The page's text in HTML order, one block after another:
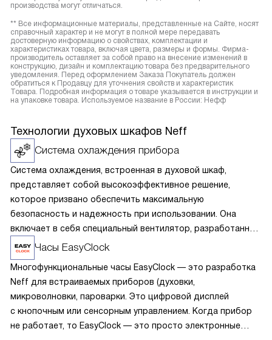
производства могут отличаться.
** Все информационные материалы, представленные на Сайте, носят
справочный характер и не могут в полной мере передавать
достоверную информацию о свойствах, комплектации и
характеристиках товара, включая цвета, размеры и формы. Фирма-
производитель оставляет за собой право на внесение изменений в
конструкцию, дизайн и комплектацию товара без предварительного
уведомления. Перед оформлением Заказа Покупатель должен
обратиться к Продавцу для уточнения свойств и характеристик
Товара. Подробная информация о товаре указывается в инструкции и
на упаковке товара. Используемое название в России: Нефф
Технологии духовых шкафов Neff
Система охлаждения прибора
Система охлаждения, встроенная в духовой шкаф,
представляет собой высокоэффективное решение,
которое призвано обеспечить максимальную
безопасность и надежность при использовании. Она
включает в себя специальный вентилятор, разработанный
для эффективного удаления горячего воздуха из камеры
духовки. Этот процесс осуществляется через передние
решетки, что предотвращает перегрев внешних
поверхностей. Это имеет важное значение, так как
защищает не только мебель и окружающие предметы
от повреждений, которые могут возникнуть из-за слишком
высокой температуры, но и предотвращает повреждение
Часы EasyClock
Многофункциональные часы EasyClock — это разработка
Neff для встраиваемых приборов (духовки,
микроволновки, пароварки. Это цифровой дисплей
с кнопочным или сенсорным управлением. Когда прибор
не работает, то EasyClock — это просто электронные